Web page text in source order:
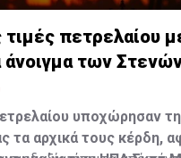
πετρελαίου
άνοιγμα των
υποχώρησαν
τα αρχικά τους κέρδη,